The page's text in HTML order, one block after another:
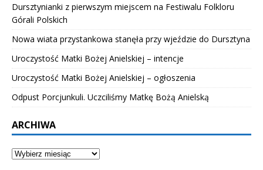
Dursztynianki z pierwszym miejscem na Festiwalu Folkloru
Górali Polskich
Nowa wiata przystankowa stanęła przy wjeździe do Dursztyna
Uroczystość Matki Bożej Anielskiej – intencje
Uroczystość Matki Bożej Anielskiej – ogłoszenia
Odpust Porcjunkuli. Uczciliśmy Matkę Bożą Anielską
ARCHIWA